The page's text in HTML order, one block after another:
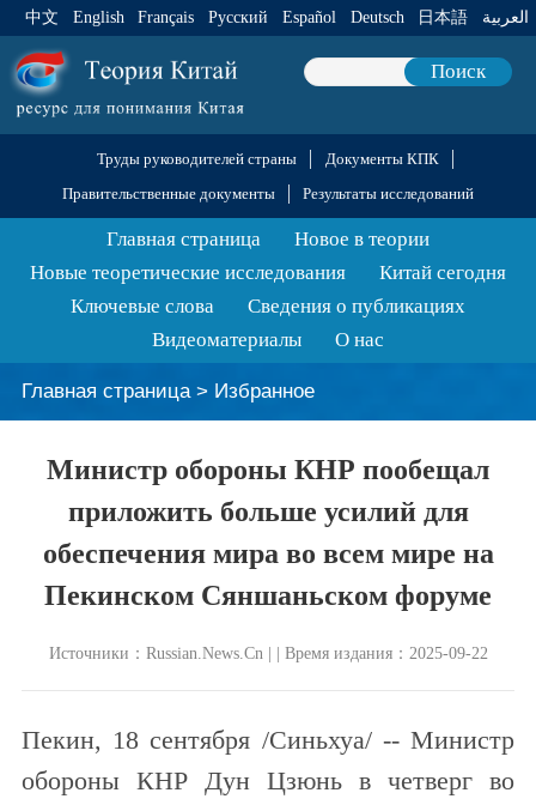
中文 English Français Pусский Español Deutsch 日本語 العربية
Поиск
Труды руководителей страны
Документы КПК
Правительственные документы
Результаты исследований
Главная страница
Новое в теории
Новые теоретические исследования
Китай сегодня
Ключевые слова
Сведения о публикациях
Видеоматериалы
О нас
Главная страница> Избранное
Министр обороны КНР пообещал
приложить больше усилий для
обеспечения мира во всем мире на
Пекинском Сяншаньском форуме
Источники：Russian.News.Cn | | Время издания：2025-09-22
Пекин, 18 сентября /Синьхуа/ -- Министр
обороны КНР Дун Цзюнь в четверг во